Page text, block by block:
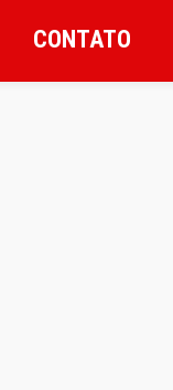
CONTATO